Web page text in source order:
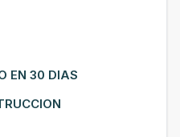
EN 30 DIAS